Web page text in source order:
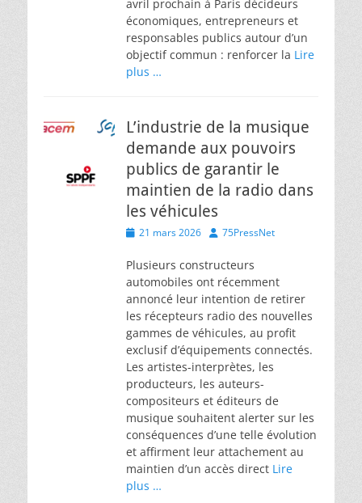
avril prochain à Paris décideurs
économiques, entrepreneurs et
responsables publics autour d’un
objectif commun : renforcer la Lire
plus …
L’industrie de la musique
demande aux pouvoirs
publics de garantir le
maintien de la radio dans
les véhicules
Posted
21 mars 2026 Author
75PressNet
Plusieurs constructeurs
automobiles ont récemment
annoncé leur intention de retirer
les récepteurs radio des nouvelles
gammes de véhicules, au profit
exclusif d’équipements connectés.
Les artistes-interprètes, les
producteurs, les auteurs-
compositeurs et éditeurs de
musique souhaitent alerter sur les
conséquences d’une telle évolution
et affirment leur attachement au
maintien d’un accès direct Lire
plus …